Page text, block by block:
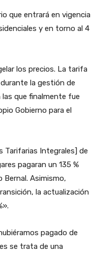
que entrará en vigencia
y en torno al 4
los precios. La tarifa
la gestión de
las que finalmente fue
Gobierno para el
Tarifarias Integrales] de
pagaran un 135 %
Asimismo,
la actualización
pagado de
se trata de una